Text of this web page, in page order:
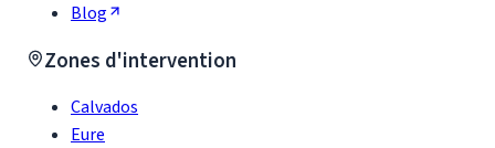
Blog
Zones d'intervention
Calvados
Eure